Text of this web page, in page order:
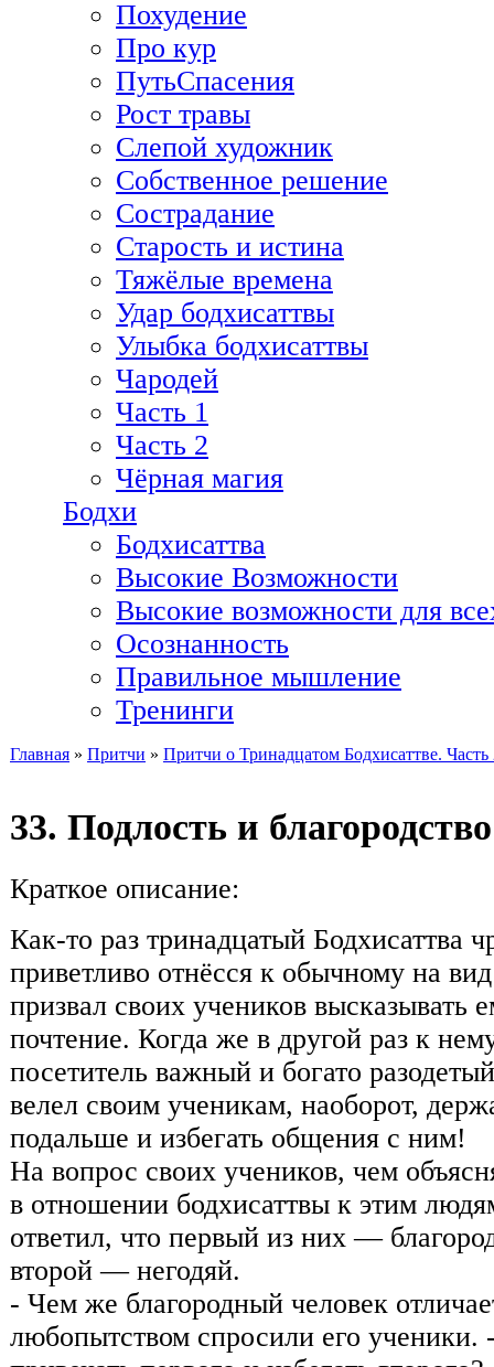
Похудение
Про кур
ПутьСпасения
Рост травы
Слепой художник
Собственное решение
Сострадание
Старость и истина
Тяжёлые времена
Удар бодхисаттвы
Улыбка бодхисаттвы
Чародей
Часть 1
Часть 2
Чёрная магия
Бодхи
Бодхисаттва
Высокие Возможности
Высокие возможности для
Осознанность
Правильное мышление
Тренинги
Главная » Притчи » Притчи о Тринадцатом Бодхисаттве. Часть
33. Подлость и благородство
Краткое описание:
Как-то раз тринадцатый Бодхисаттва
приветливо отнёсся к обычному на
призвал своих учеников высказывать
почтение. Когда же в другой раз к
посетитель важный и богато
велел своим ученикам, наоборот,
подальше и избегать общения с ним!
На вопрос своих учеников, чем
в отношении бодхисаттвы к этим
ответил, что первый из них —
второй — негодяй.
- Чем же благородный человек
любопытством спросили его ученики.